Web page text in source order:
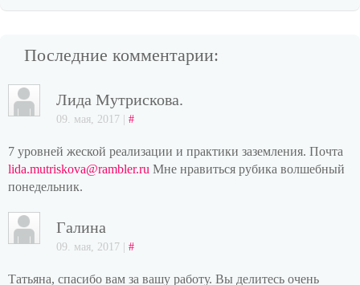
Последние комментарии:
Лида Мутрискова.
09. мая, 2017 | #
7 уровней жеской реализации и практики заземления. Почта
lida.mutriskova@rambler.ru Мне нравиться рубика волшебный
понедельник.
Галина
09. мая, 2017 | #
Татьяна, спасибо вам за вашу работу. Вы делитесь очень